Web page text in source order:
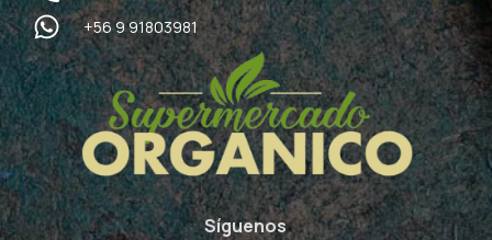
+56 9 91803981
Síguenos